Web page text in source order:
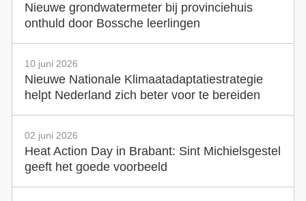
Nieuwe grondwatermeter bij provinciehuis
onthuld door Bossche leerlingen
10 juni 2026
Nieuwe Nationale Klimaatadaptatiestrategie
helpt Nederland zich beter voor te bereiden
02 juni 2026
Heat Action Day in Brabant: Sint Michielsgestel
geeft het goede voorbeeld